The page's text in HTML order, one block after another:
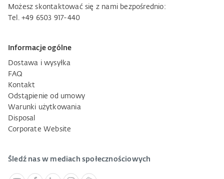
Możesz skontaktować się z nami bezpośrednio:
Tel. +49 6503 917-440
Informacje ogólne
Dostawa i wysyłka
FAQ
Kontakt
Odstąpienie od umowy
Warunki użytkowania
Disposal
Corporate Website
Śledź nas w mediach społecznościowych